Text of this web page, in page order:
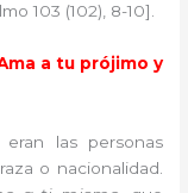
103 (102), 8-10].
a tu prójimo y
eran las personas
o nacionalidad.